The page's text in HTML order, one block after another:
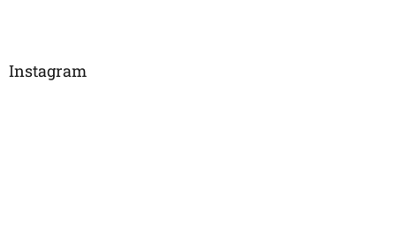
Instagram